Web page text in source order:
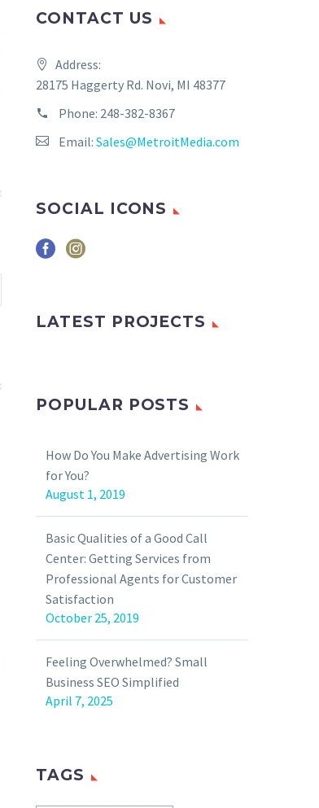
CONTACT US
Address:
28175 Haggerty Rd. Novi, MI 48377
Phone: ‪248-382-8367‬
Email: Sales@MetroitMedia.com
SOCIAL ICONS
LATEST PROJECTS
POPULAR POSTS
How Do You Make Advertising Work
for You?
August 1, 2019
Basic Qualities of a Good Call
Center: Getting Services from
Professional Agents for Customer
Satisfaction
October 25, 2019
Feeling Overwhelmed? Small
Business SEO Simplified
April 7, 2025
TAGS